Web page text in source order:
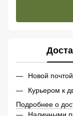
Новой
Курьером к
Подробнее о